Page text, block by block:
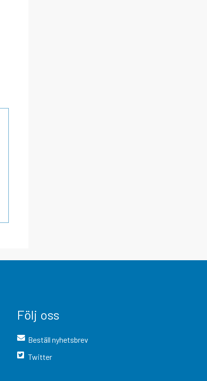
Följ oss
Beställ nyhetsbrev
Twitter